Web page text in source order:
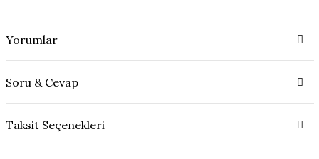
Yorumlar
Soru & Cevap
Taksit Seçenekleri